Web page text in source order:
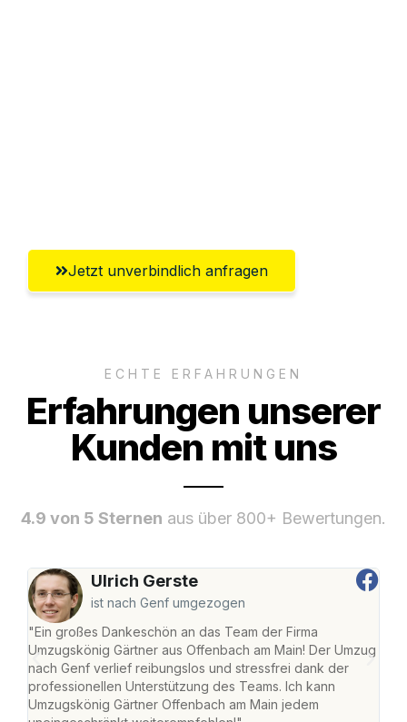
Jetzt unverbindlich anfragen
ECHTE ERFAHRUNGEN
Erfahrungen unserer
Kunden mit uns
4.9 von 5 Sternen aus über 800+ Bewertungen.
Ulrich Gerste
ist nach Genf umgezogen
"Ein großes Dankeschön an das Team der Firma
Umzugskönig Gärtner aus Offenbach am Main! Der Umzug
nach Genf verlief reibungslos und stressfrei dank der
professionellen Unterstützung des Teams. Ich kann
Umzugskönig Gärtner Offenbach am Main jedem